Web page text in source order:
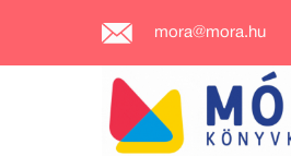
mora@mora.hu